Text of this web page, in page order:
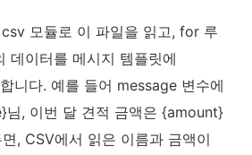
모듈로 이 파일을 읽고, for 루
데이터를 메시지 템플릿에
니다. 예를 들어 message 변수에
님, 이번 달 견적 금액은 {amount}
, CSV에서 읽은 이름과 금액이